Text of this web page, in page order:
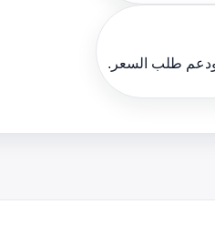
ودعم طلب السعر.